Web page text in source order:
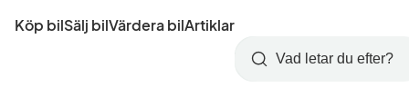
till
Startsida
Köp bilSälj bilVärdera bilArtiklar
Skapa
konto
Logga
in
Sök